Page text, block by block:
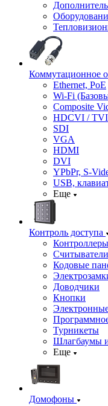
Коммутационное
Ethernet, PoE
Wi-Fi
Composite
HDCVI /
SDI
VGA
HDMI
DVI
YPbPr, S-
USB,
Еще
Контроль доступа
Считыватели
Кодовые
Доводчики
Кнопки
Турникеты
Шлагбаумы
Еще
Домофоны